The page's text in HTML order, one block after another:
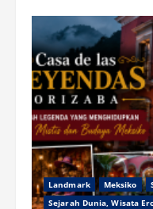
Landmark Meksiko
Sejarah Dunia, Wisata